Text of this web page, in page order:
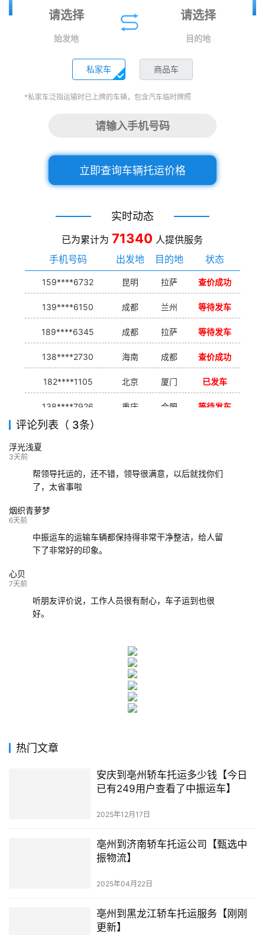
始发地 目的地
私家车 商品车
*私家车泛指运输时已上牌的车辆，包含汽车临时牌照
立即查询车辆托运价格
实时动态
已为累计为 71340 人提供服务
手机号码
出发地 目的地 状态
159****6732 昆明 拉萨 查价成功
139****6150 成都 兰州 等待发车
189****6345 成都 拉萨 等待发车
138****2730 海南 成都 查价成功
182****1105 北京 厦门 已发车
138****7926 重庆 合肥 等待发车
139****9233
评论列表（ 3条）
浮光浅夏
3天前
帮领导托运的，还不错，领导很满意，以后就找你们
了，太省事啦
烟织青萝梦
6天前
中振运车的运输车辆都保持得非常干净整洁，给人留
下了非常好的印象。
心贝
7天前
听朋友评价说，工作人员很有耐心，车子运到也很
好。
热门文章
安庆到亳州轿车托运多少钱【今日
已有249用户查看了中振运车】
2025年12月17日
亳州到济南轿车托运公司【甄选中
振物流】
2025年04月22日
亳州到黑龙江轿车托运服务【刚刚
更新】